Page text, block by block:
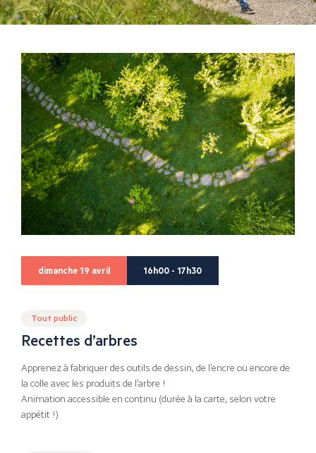
dimanche 19 avril 16h00 - 17h30
Tout public
Recettes d’arbres
Apprenez à fabriquer des outils de dessin, de l’encre ou encore de
la colle avec les produits de l’arbre !
Animation accessible en continu (durée à la carte, selon votre
appétit !)